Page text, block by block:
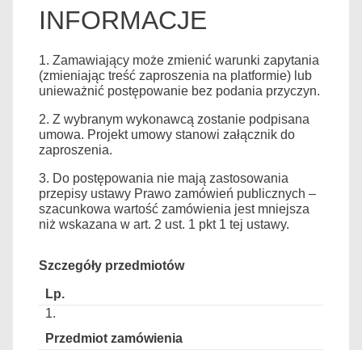
INFORMACJE
1. Zamawiający może zmienić warunki zapytania
(zmieniając treść zaproszenia na platformie) lub
unieważnić postępowanie bez podania przyczyn.
2. Z wybranym wykonawcą zostanie podpisana
umowa. Projekt umowy stanowi załącznik do
zaproszenia.
3. Do postępowania nie mają zastosowania
przepisy ustawy Prawo zamówień publicznych –
szacunkowa wartość zamówienia jest mniejsza
niż wskazana w art. 2 ust. 1 pkt 1 tej ustawy.
Szczegóły przedmiotów
1.